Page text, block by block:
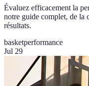
Évaluez efficacement la
notre guide complet, de la
résultats.
basketperformance
Jul 29